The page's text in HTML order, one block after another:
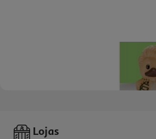
Pato Tubbz Mini Wicked Scarecrow
Lojas